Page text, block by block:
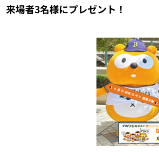
来場者3名様にプレゼント！